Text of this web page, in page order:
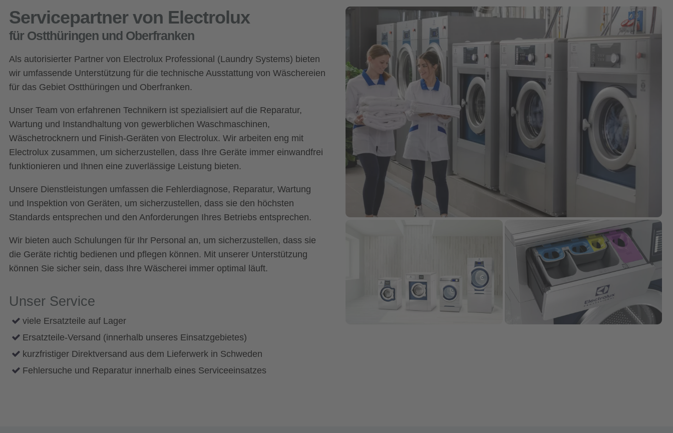
Servicepartner von Electrolux
für Ostthüringen und Oberfranken
Als autorisierter Partner von Electrolux Professional (Laundry Systems) bieten
wir umfassende Unterstützung für die technische Ausstattung von Wäschereien
für das Gebiet Ostthüringen und Oberfranken.
Unser Team von erfahrenen Technikern ist spezialisiert auf die Reparatur,
Wartung und Instandhaltung von gewerblichen Waschmaschinen,
Wäschetrocknern und Finish-Geräten von Electrolux. Wir arbeiten eng mit
Electrolux zusammen, um sicherzustellen, dass Ihre Geräte immer einwandfrei
funktionieren und Ihnen eine zuverlässige Leistung bieten.
Unsere Dienstleistungen umfassen die Fehlerdiagnose, Reparatur, Wartung
und Inspektion von Geräten, um sicherzustellen, dass sie den höchsten
Standards entsprechen und den Anforderungen Ihres Betriebs entsprechen.
Wir bieten auch Schulungen für Ihr Personal an, um sicherzustellen, dass sie
die Geräte richtig bedienen und pflegen können. Mit unserer Unterstützung
können Sie sicher sein, dass Ihre Wäscherei immer optimal läuft.
Unser Service
viele Ersatzteile auf Lager
Ersatzteile-Versand (innerhalb unseres Einsatzgebietes)
kurzfristiger Direktversand aus dem Lieferwerk in Schweden
Fehlersuche und Reparatur innerhalb eines Serviceeinsatzes